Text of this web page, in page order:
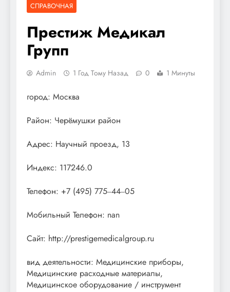
СПРАВОЧНАЯ
Престиж Медикал
Групп
Admin 1 Год Тому Назад 0 1 Минуты
город: Москва
Район: Черёмушки район
Адрес: Научный проезд, 13
Индекс: 117246.0
Телефон: +7 (495) 775‒44‒05
Мобильный Телефон: nan
Сайт: http://prestigemedicalgroup.ru
вид деятельности: Медицинские приборы,
Медицинские расходные материалы,
Медицинское оборудование / инструмент